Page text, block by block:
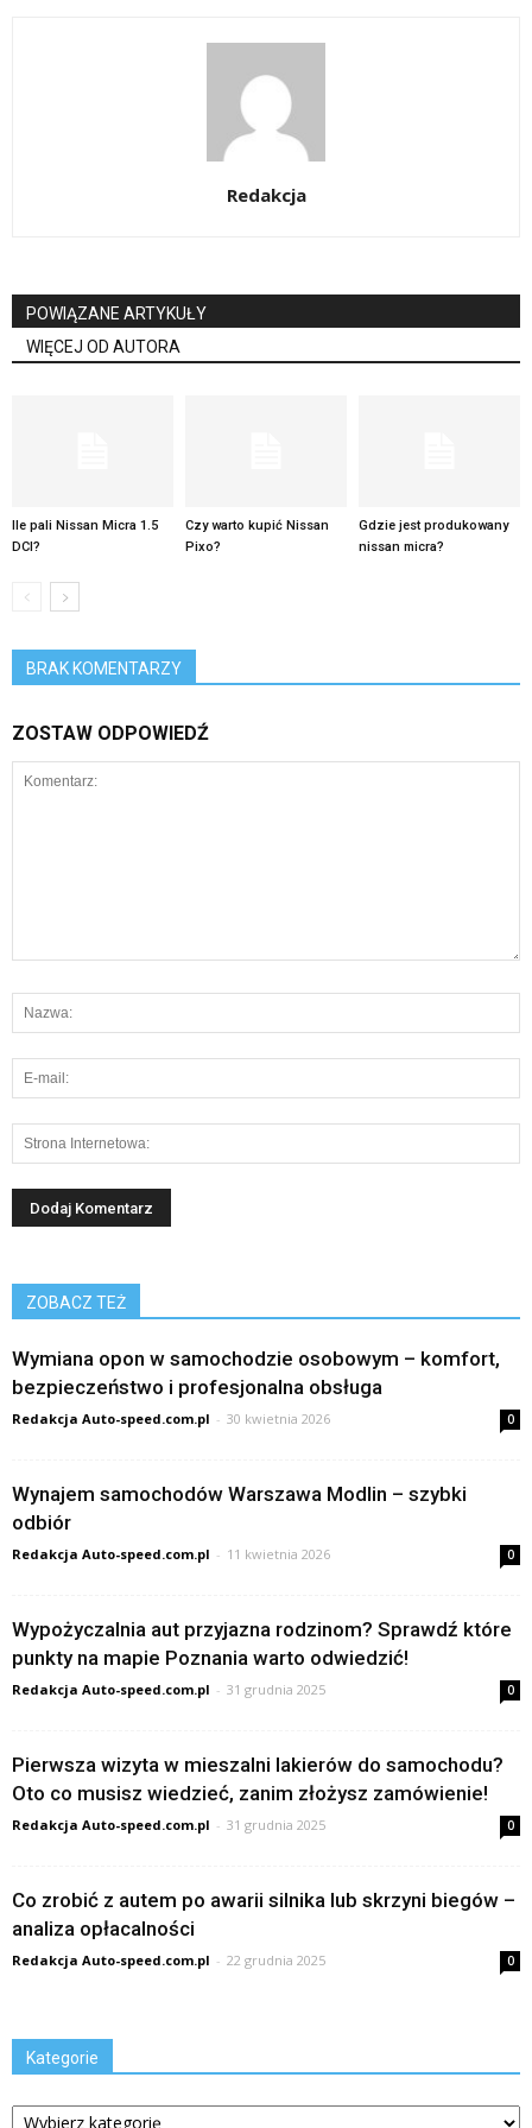
Redakcja
POWIĄZANE ARTYKUŁY
WIĘCEJ OD AUTORA
Ile pali Nissan Micra 1.5
DCI?
Czy warto kupić Nissan
Pixo?
Gdzie jest produkowany
nissan micra?
BRAK KOMENTARZY
ZOSTAW ODPOWIEDŹ
ZOBACZ TEŻ
Wymiana opon w samochodzie osobowym – komfort,
bezpieczeństwo i profesjonalna obsługa
Redakcja Auto-speed.com.pl - 30 kwietnia 2026 0
Wynajem samochodów Warszawa Modlin – szybki
odbiór
Redakcja Auto-speed.com.pl - 11 kwietnia 2026 0
Wypożyczalnia aut przyjazna rodzinom? Sprawdź które
punkty na mapie Poznania warto odwiedzić!
Redakcja Auto-speed.com.pl - 31 grudnia 2025 0
Pierwsza wizyta w mieszalni lakierów do samochodu?
Oto co musisz wiedzieć, zanim złożysz zamówienie!
Redakcja Auto-speed.com.pl - 31 grudnia 2025 0
Co zrobić z autem po awarii silnika lub skrzyni biegów –
analiza opłacalności
Redakcja Auto-speed.com.pl - 22 grudnia 2025 0
Kategorie
Kategorie